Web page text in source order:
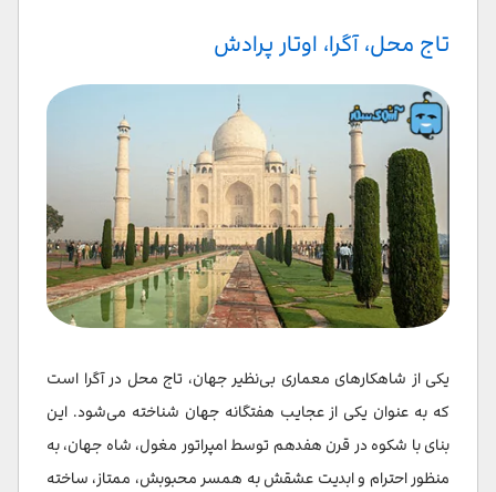
تاج محل، آگرا، اوتار پرادش
یکی از شاهکارهای معماری بی‌نظیر جهان، تاج محل در آگرا است
که به عنوان یکی از عجایب هفتگانه جهان شناخته می‌شود. این
بنای با شکوه در قرن هفدهم توسط امپراتور مغول، شاه جهان، به
منظور احترام و ابدیت عشقش به همسر محبوبش، ممتاز، ساخته